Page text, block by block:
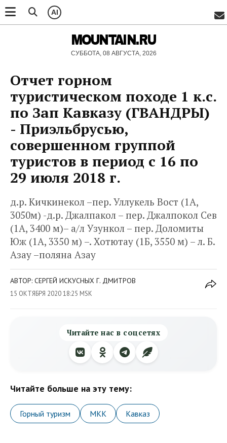
AI
MOUNTAIN.RU
СУББОТА, 08 АВГУСТА, 2026
Отчет горном
туристическом походе 1 к.с.
по Зап Кавказу (ГВАНДРЫ)
- Приэльбрусью,
совершенном группой
туристов в период с 16 по
29 июля 2018 г.
д.р. Кичкинекол –пер. Уллукель Вост (1А,
3050м) -д.р. Джалпакол – пер. Джалпокол Сев
(1А, 3400 м)– а/л Узункол – пер. Доломиты
Юж (1А, 3350 м) –. Хотютау (1Б, 3550 м) – л. Б.
Азау –поляна Азау
АВТОР: СЕРГЕЙ ИСКУСНЫХ Г. ДМИТРОВ
15 ОКТЯБРЯ 2020 18:25 MSK
Читайте нас в соцсетях
Читайте больше на эту тему:
Горный туризм МКК Кавказ